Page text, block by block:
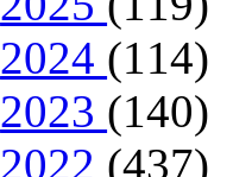
2024 (114)
2023 (140)
2022 (437)